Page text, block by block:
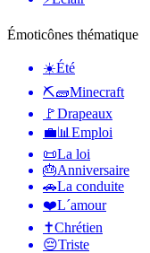
Émoticônes thématique
☀️Été
⛏🧱Minecraft
🚩Drapeaux
💼📊 Emploi
📜La loi
🎂Anniversaire
🚗La conduite
❤️L´amour
✝️Chrétien
😔Triste